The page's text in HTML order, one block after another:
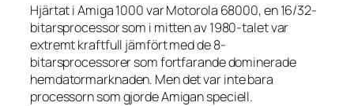
Hjärtat i Amiga 1000 var Motorola 68000, en 16/32-
bitarsprocessor som i mitten av 1980-talet var
extremt kraftfull jämfört med de 8-
bitarsprocessorer som fortfarande dominerade
hemdatormarknaden. Men det var inte bara
processorn som gjorde Amigan speciell.